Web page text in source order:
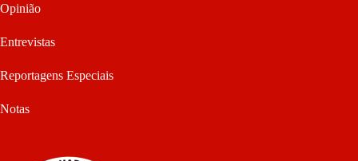
Opinião
Entrevistas
Reportagens Especiais
Notas